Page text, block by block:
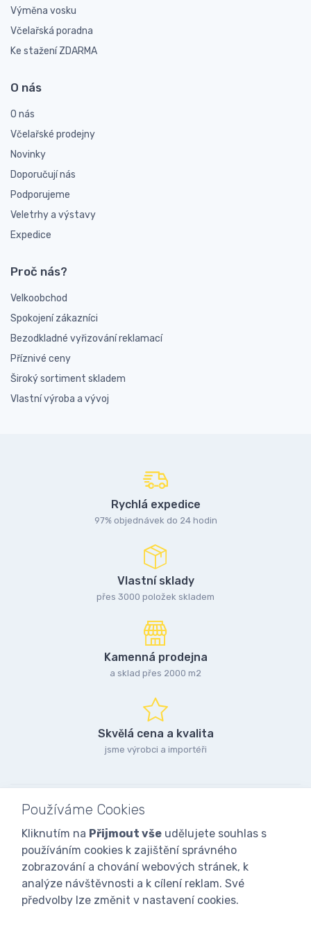
Výměna vosku
Včelařská poradna
Ke stažení ZDARMA
O nás
O nás
Včelařské prodejny
Novinky
Doporučují nás
Podporujeme
Veletrhy a výstavy
Expedice
Proč nás?
Velkoobchod
Spokojení zákazníci
Bezodkladné vyřizování reklamací
Příznivé ceny
Široký sortiment skladem
Vlastní výroba a vývoj
Rychlá expedice
97% objednávek do 24 hodin
Vlastní sklady
přes 3000 položek skladem
Kamenná prodejna
a sklad přes 2000 m2
Skvělá cena a kvalita
jsme výrobci a importéři
Používáme Cookies
Kliknutím na Přijmout vše udělujete souhlas s
používáním cookies k zajištění správného
zobrazování a chování webových stránek, k
analýze návštěvnosti a k cílení reklam. Své
předvolby lze změnit v nastavení cookies.